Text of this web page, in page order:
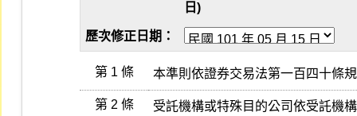
日)
歷次修正日期：
第 1 條 本準則依證券交易法第一百四十條
第 2 條
受託機構或特殊目的公司依受託機